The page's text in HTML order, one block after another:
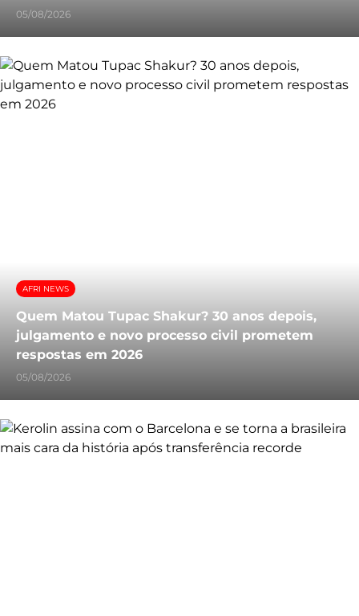
05/08/2026
AFRI NEWS
Quem Matou Tupac Shakur? 30 anos depois,
julgamento e novo processo civil prometem
respostas em 2026
05/08/2026